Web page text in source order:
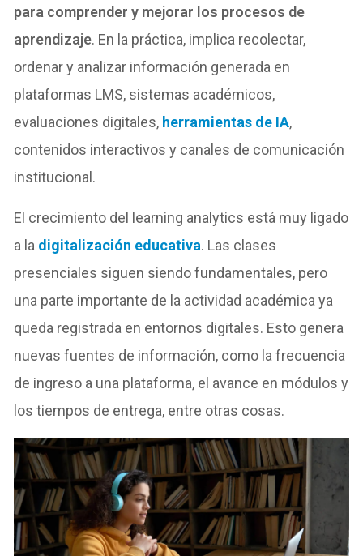
para comprender y mejorar los procesos de
aprendizaje. En la práctica, implica recolectar,
ordenar y analizar información generada en
plataformas LMS, sistemas académicos,
evaluaciones digitales, herramientas de IA,
contenidos interactivos y canales de comunicación
institucional.
El crecimiento del learning analytics está muy ligado
a la digitalización educativa. Las clases
presenciales siguen siendo fundamentales, pero
una parte importante de la actividad académica ya
queda registrada en entornos digitales. Esto genera
nuevas fuentes de información, como la frecuencia
de ingreso a una plataforma, el avance en módulos y
los tiempos de entrega, entre otras cosas.